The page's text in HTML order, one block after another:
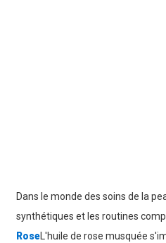
Dans le monde des soins de la
synthétiques et les routines
RoseL'huile de rose musquée